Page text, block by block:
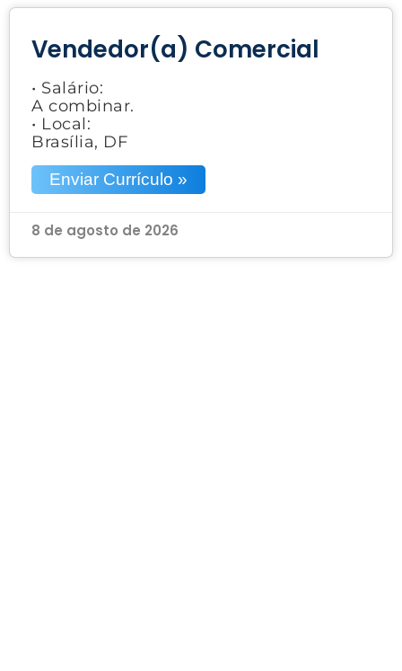
Vendedor(a) Comercial
• Salário:
A combinar.
• Local:
Brasília, DF
Enviar Currículo »
8 de agosto de 2026